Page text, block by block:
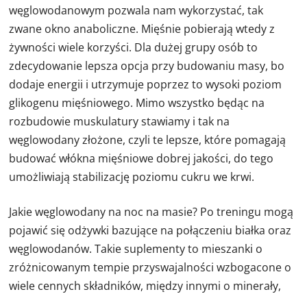
węglowodanowym pozwala nam wykorzystać, tak
zwane okno anaboliczne. Mięśnie pobierają wtedy z
żywności wiele korzyści. Dla dużej grupy osób to
zdecydowanie lepsza opcja przy budowaniu masy, bo
dodaje energii i utrzymuje poprzez to wysoki poziom
glikogenu mięśniowego. Mimo wszystko będąc na
rozbudowie muskulatury stawiamy i tak na
węglowodany złożone, czyli te lepsze, które pomagają
budować włókna mięśniowe dobrej jakości, do tego
umożliwiają stabilizację poziomu cukru we krwi.
Jakie węglowodany na noc na masie? Po treningu mogą
pojawić się odżywki bazujące na połączeniu białka oraz
węglowodanów. Takie suplementy to mieszanki o
zróżnicowanym tempie przyswajalności wzbogacone o
wiele cennych składników, między innymi o minerały,